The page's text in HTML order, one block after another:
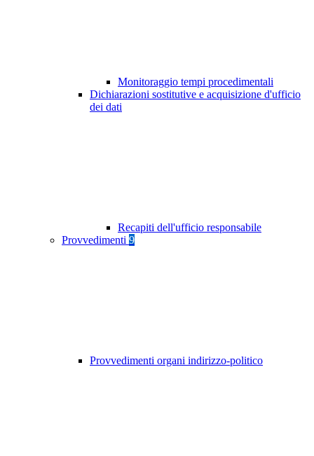
Monitoraggio tempi procedimentali
Dichiarazioni sostitutive e acquisizione d'ufficio
dei dati
Recapiti dell'ufficio responsabile
Provvedimenti 9
Provvedimenti organi indirizzo-politico